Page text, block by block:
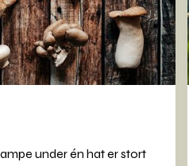
under én hat er stort